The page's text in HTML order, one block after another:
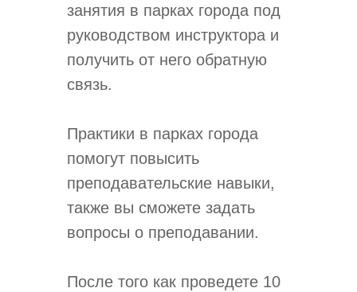
занятия в парках города под
руководством инструктора и
получить от него обратную
связь.
Практики в парках города
помогут повысить
преподавательские навыки,
также вы сможете задать
вопросы о преподавании.
После того как проведете 10